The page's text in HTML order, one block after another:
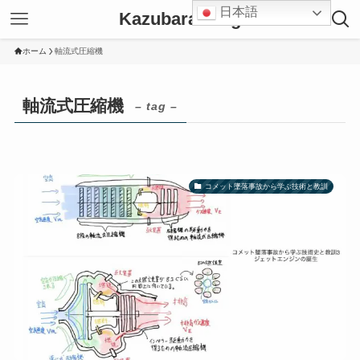
Kazubara Blog
ホーム 軸流式圧縮機
軸流式圧縮機 – tag –
コメット墜落事故から学ぶ技術と教訓
日本語